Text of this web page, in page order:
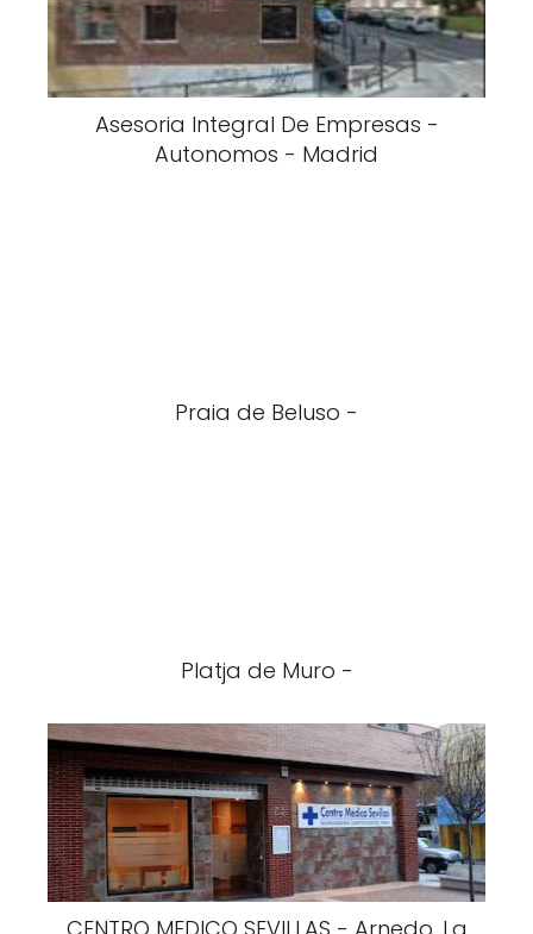
Asesoria Integral De Empresas -
Autonomos - Madrid
Praia de Beluso -
Platja de Muro -